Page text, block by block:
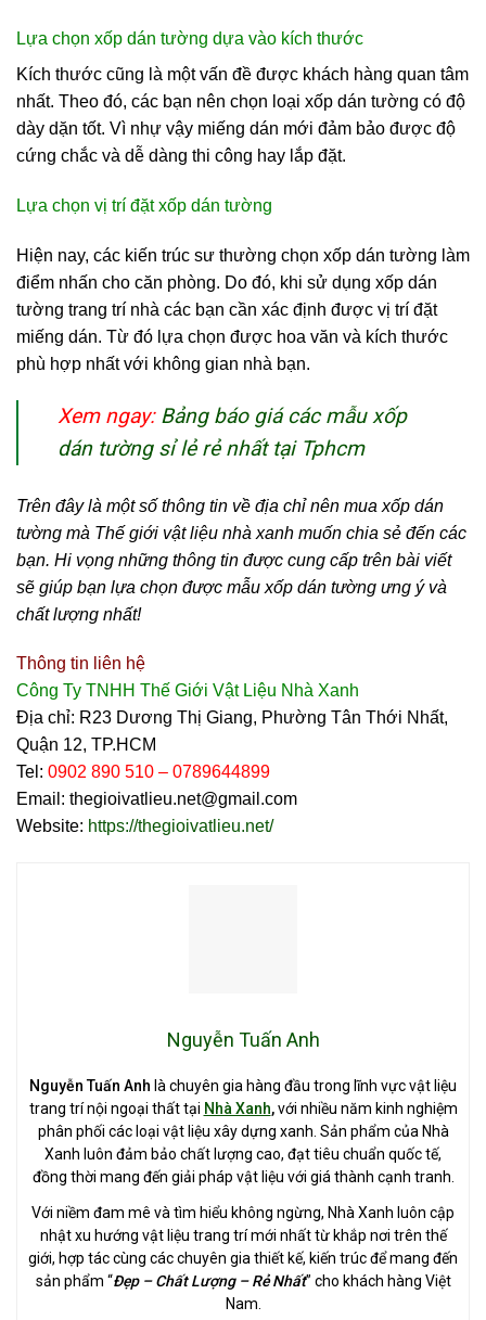
Lựa chọn xốp dán tường dựa vào kích thước
Kích thước cũng là một vấn đề được khách hàng quan tâm
nhất. Theo đó, các bạn nên chọn loại xốp dán tường có độ
dày dặn tốt. Vì nhự vậy miếng dán mới đảm bảo được độ
cứng chắc và dễ dàng thi công hay lắp đặt.
Lựa chọn vị trí đặt xốp dán tường
Hiện nay, các kiến trúc sư thường chọn xốp dán tường làm
điểm nhấn cho căn phòng. Do đó, khi sử dụng xốp dán
tường trang trí nhà các bạn cần xác định được vị trí đặt
miếng dán. Từ đó lựa chọn được hoa văn và kích thước
phù hợp nhất với không gian nhà bạn.
Xem ngay: Bảng báo giá các mẫu xốp
dán tường sỉ lẻ rẻ nhất tại Tphcm
Trên đây là một số thông tin về địa chỉ nên mua xốp dán
tường mà Thế giới vật liệu nhà xanh muốn chia sẻ đến các
bạn. Hi vọng những thông tin được cung cấp trên bài viết
sẽ giúp bạn lựa chọn được mẫu xốp dán tường ưng ý và
chất lượng nhất!
Thông tin liên hệ
Công Ty TNHH Thế Giới Vật Liệu Nhà Xanh
Địa chỉ: R23 Dương Thị Giang, Phường Tân Thới Nhất,
Quận 12, TP.HCM
Tel: 0902 890 510 – 0789644899
Email: thegioivatlieu.net@gmail.com
Website: https://thegioivatlieu.net/
Nguyễn Tuấn Anh
Nguyễn Tuấn Anh là chuyên gia hàng đầu trong lĩnh vực vật liệu
trang trí nội ngoại thất tại Nhà Xanh,với nhiều năm kinh nghiệm
phân phối các loại vật liệu xây dựng xanh. Sản phẩm của Nhà
Xanh luôn đảm bảo chất lượng cao, đạt tiêu chuẩn quốc tế,
đồng thời mang đến giải pháp vật liệu với giá thành cạnh tranh.
Với niềm đam mê và tìm hiểu không ngừng, Nhà Xanh luôn cập
nhật xu hướng vật liệu trang trí mới nhất từ khắp nơi trên thế
giới, hợp tác cùng các chuyên gia thiết kế, kiến trúc để mang đến
sản phẩm “Đẹp – Chất Lượng – Rẻ Nhất” cho khách hàng Việt
Nam.